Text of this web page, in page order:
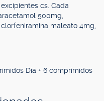
cs. Cada
500mg,
maleato 4mg,
Día + 6 comprimidos